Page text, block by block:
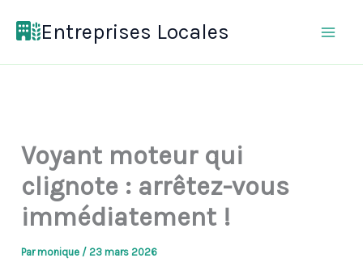
Entreprises Locales
Voyant moteur qui
clignote : arrêtez-vous
immédiatement !
Parmonique /23 mars 2026